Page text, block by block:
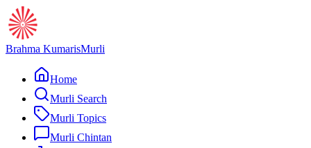
Brahma KumarisMurli
Home
Murli Search
Murli Topics
Murli Chintan